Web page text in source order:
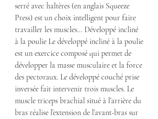
serré avec haltères (en anglais Squeeze
Press) est un choix intelligent pour faire
travailler les muscles… Développé incliné
à la poulie Le développé incliné à la poulie
est un exercice composé qui permet de
développer la masse musculaire et la force
des pectoraux. Le développé couché prise
inversée fait intervenir trois muscles. Le
muscle triceps brachial situé à l’arrière du
bras réalise l’extension de l’avant-bras sur